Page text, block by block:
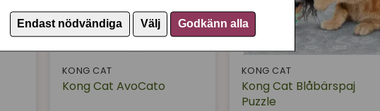
Endast nödvändiga Välj Godkänn alla
KONG CAT
Kong Cat AvoCato
KONG CAT
Kong Cat Blåbärspaj
Puzzle